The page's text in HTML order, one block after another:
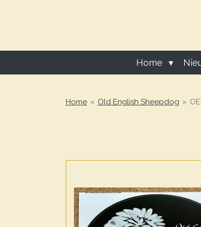
Home
Home » Old English Sheepdog »